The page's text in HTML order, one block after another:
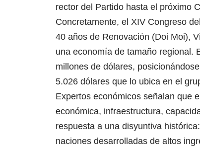
rector del Partido hasta el próximo
Concretamente, el XIV Congreso
40 años de Renovación (Doi Moi),
una economía de tamaño regional.
millones de dólares,
5.026 dólares que lo ubica en el
Expertos económicos señalan que
económica, infraestructura,
respuesta a una disyuntiva
naciones desarrolladas de altos